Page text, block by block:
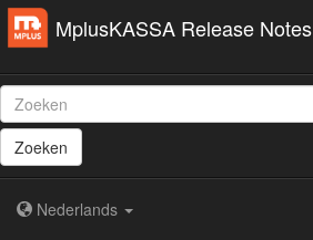
MplusKASSA Release Notes
Zoeken
Nederlands